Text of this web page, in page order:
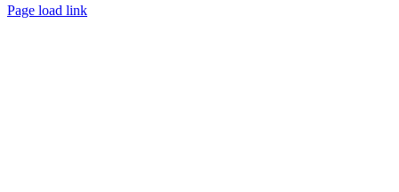
Page load link